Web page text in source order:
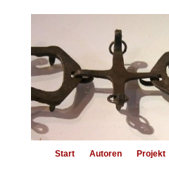
Start Autoren Projekt